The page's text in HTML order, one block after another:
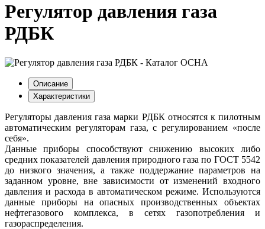
Регулятор давления газа
РДБК
Описание
Характеристики
Регуляторы давления газа марки РДБК относятся к пилотным
автоматическим регуляторам газа, с регулированием «после
себя».
Данные приборы способствуют снижению высоких либо
средних показателей давления природного газа по ГОСТ 5542
до низкого значения, а также поддержание параметров на
заданном уровне, вне зависимости от изменений входного
давления и расхода в автоматическом режиме. Используются
данные приборы на опасных производственных объектах
нефтегазового комплекса, в сетях газопотребления и
газораспределения.